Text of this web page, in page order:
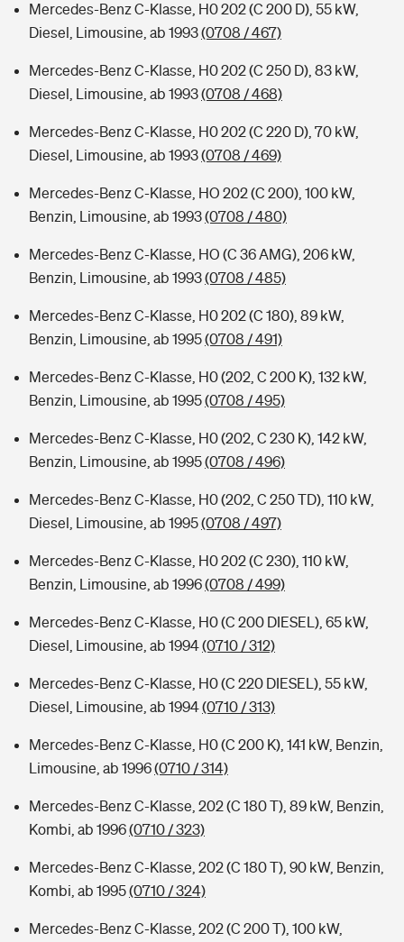
Typklassen: So ist Ihr Auto eingestuft
Sie haben Fragen?
Mercedes-Benz C-Klasse, H0 202 (C 200 D), 55 kW,
Diesel, Limousine, ab 1993(0708 / 467)
Mercedes-Benz C-Klasse, H0 202 (C 250 D), 83 kW,
Diesel, Limousine, ab 1993(0708 / 468)
Mercedes-Benz C-Klasse, H0 202 (C 220 D), 70 kW,
Diesel, Limousine, ab 1993(0708 / 469)
Mercedes-Benz C-Klasse, HO 202 (C 200), 100 kW,
Benzin, Limousine, ab 1993(0708 / 480)
Mercedes-Benz C-Klasse, HO (C 36 AMG), 206 kW,
Benzin, Limousine, ab 1993(0708 / 485)
Mercedes-Benz C-Klasse, H0 202 (C 180), 89 kW,
Benzin, Limousine, ab 1995(0708 / 491)
Mercedes-Benz C-Klasse, H0 (202, C 200 K), 132 kW,
Benzin, Limousine, ab 1995(0708 / 495)
Mercedes-Benz C-Klasse, H0 (202, C 230 K), 142 kW,
Benzin, Limousine, ab 1995(0708 / 496)
Mercedes-Benz C-Klasse, H0 (202, C 250 TD), 110 kW,
Diesel, Limousine, ab 1995(0708 / 497)
Mercedes-Benz C-Klasse, H0 202 (C 230), 110 kW,
Benzin, Limousine, ab 1996(0708 / 499)
Mercedes-Benz C-Klasse, H0 (C 200 DIESEL), 65 kW,
Diesel, Limousine, ab 1994(0710 / 312)
Mercedes-Benz C-Klasse, H0 (C 220 DIESEL), 55 kW,
Diesel, Limousine, ab 1994(0710 / 313)
Mercedes-Benz C-Klasse, H0 (C 200 K), 141 kW, Benzin,
Limousine, ab 1996(0710 / 314)
Mercedes-Benz C-Klasse, 202 (C 180 T), 89 kW, Benzin,
Kombi, ab 1996(0710 / 323)
Mercedes-Benz C-Klasse, 202 (C 180 T), 90 kW, Benzin,
Kombi, ab 1995(0710 / 324)
Mercedes-Benz C-Klasse, 202 (C 200 T), 100 kW,